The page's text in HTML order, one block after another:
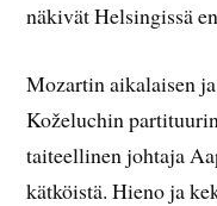
näkivät Helsingissä
Mozartin aikalaisen
Koželuchin
taiteellinen johtaja
kätköistä. Hieno ja